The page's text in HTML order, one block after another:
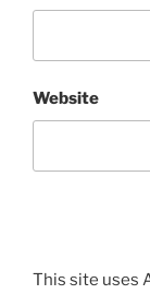
Website
This site uses